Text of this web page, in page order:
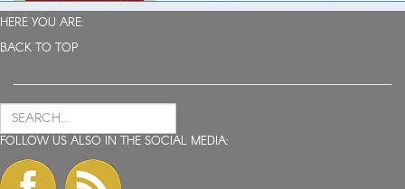
HERE YOU ARE:
BACK TO TOP
FOLLOW US ALSO IN THE SOCIAL MEDIA: